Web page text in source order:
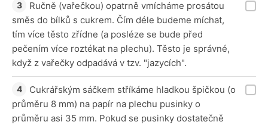
Ručně (vařečkou) opatrně vmícháme prosátou
směs do bílků s cukrem. Čím déle budeme míchat,
tím více těsto zřídne (a posléze se bude před
pečením více roztékat na plechu). Těsto je správné,
když z vařečky odpadává v tzv. "jazycích".
Cukrářským sáčkem stříkáme hladkou špičkou (o
průměru 8 mm) na papír na plechu pusinky o
průměru asi 35 mm. Pokud se pusinky dostatečně